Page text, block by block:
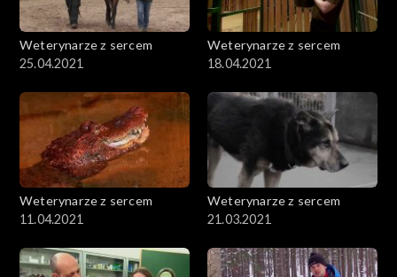
Weterynarze z sercem
25.04.2021
Weterynarze z sercem
18.04.2021
Weterynarze z sercem
11.04.2021
Weterynarze z sercem
21.03.2021